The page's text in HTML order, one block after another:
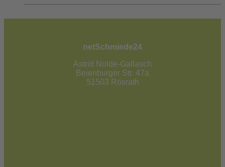
netSchmiede24
Astrid Nolde-Gallasch
Beienburger Str. 47a
51503 Rösrath